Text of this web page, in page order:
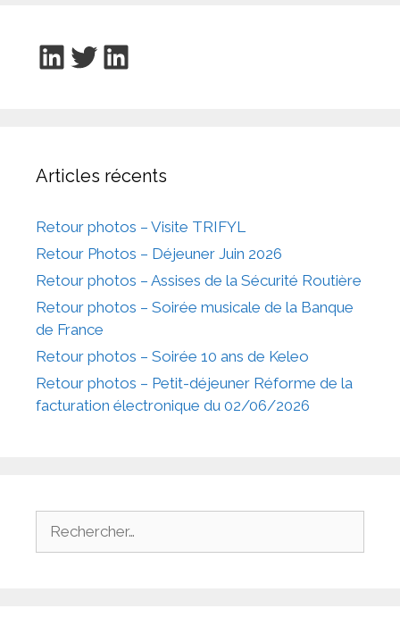
LinkedIn
Twitter
LinkedIn
Articles récents
Retour photos – Visite TRIFYL
Retour Photos – Déjeuner Juin 2026
Retour photos – Assises de la Sécurité Routière
Retour photos – Soirée musicale de la Banque
de France
Retour photos – Soirée 10 ans de Keleo
Retour photos – Petit-déjeuner Réforme de la
facturation électronique du 02/06/2026